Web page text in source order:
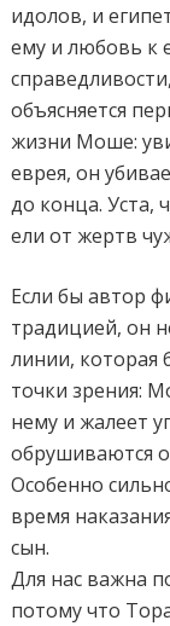
идолов, и
ему и любовь к
объясняется
жизни Моше:
еврея, он
до конца. Уста,
ели от жертв
Если бы автор
традицией, он
линии, которая
точки зрения:
нему и жалеет
обрушиваются
Особенно
время
сын.
Для нас важна
потому что